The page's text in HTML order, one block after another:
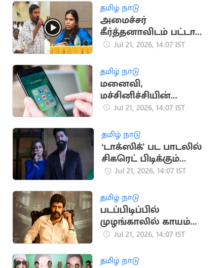
தமிழ் நாடு
அமைச்சர்
கீர்த்தனாவிடம் பட்டாசு
உற்பத்தியாளர்
Jul 21, 2026, 14:07 IST
தமிழ் நாடு
மனைவி,
மச்சினிச்சியின்
புகைப்படங்களை
கணவன்
Jul 21, 2026, 14:07 IST
தமிழ் நாடு
‘டாக்ஸிக்’ பட பாடலில்
சிகரெட் பிடிக்கும்
நயன்தாரா: சமூக
வைரல்
Jul 21, 2026, 14:07 IST
தமிழ் நாடு
படப்பிடிப்பில்
முழங்காலில் காயம்
அடைந்த நடிகர்
Jul 21, 2026, 14:07 IST
தமிழ் நாடு